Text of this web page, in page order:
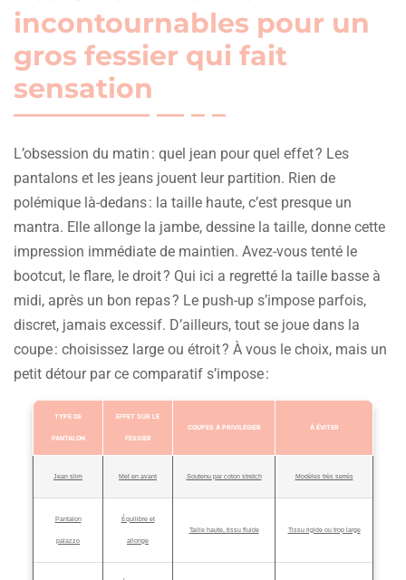
incontournables pour un
gros fessier qui fait
sensation
L’obsession du matin : quel jean pour quel effet ? Les
pantalons et les jeans jouent leur partition. Rien de
polémique là-dedans : la taille haute, c’est presque un
mantra. Elle allonge la jambe, dessine la taille, donne cette
impression immédiate de maintien. Avez-vous tenté le
bootcut, le flare, le droit ? Qui ici a regretté la taille basse à
midi, après un bon repas ? Le push-up s’impose parfois,
discret, jamais excessif. D’ailleurs, tout se joue dans la
coupe : choisissez large ou étroit ? À vous le choix, mais un
petit détour par ce comparatif s’impose :
TYPE DE
PANTALON
EFFET SUR LE
FESSIER
COUPES À PRIVILÉGIER À ÉVITER
Jean slim Met en avant Soutenu par coton stretch Modèles très serrés
Pantalon
palazzo
Équilibre et
allonge
Taille haute, tissu fluide Tissu rigide ou trop large